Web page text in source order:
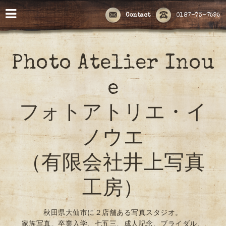
0187-73-7595
Contact
Photo Atelier Inou
e
フォトアトリエ・イ
ノウエ
（有限会社井上写真
工房）
秋田県大仙市に２店舗ある写真スタジオ。